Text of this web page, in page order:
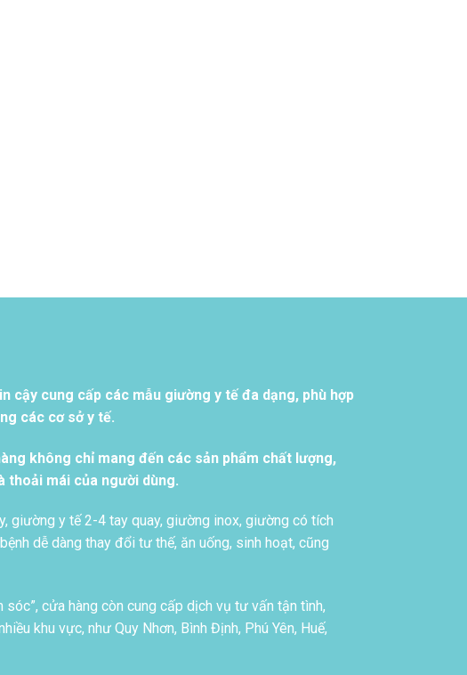
cậy cung cấp các mẫu giường y tế đa dạng, phù hợp
các cơ sở y tế.
không chỉ mang đến các sản phẩm chất lượng,
thoải mái của người dùng.
giường y tế 2-4 tay quay, giường inox, giường có tích
dễ dàng thay đổi tư thế, ăn uống, sinh hoạt, cũng
cửa hàng còn cung cấp dịch vụ tư vấn tận tình,
khu vực, như Quy Nhơn, Bình Định, Phú Yên, Huế,